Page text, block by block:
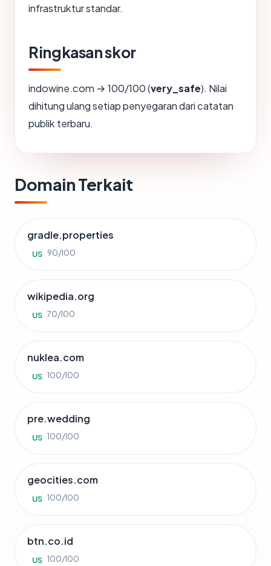
infrastruktur standar.
Ringkasan skor
indowine.com → 100/100 (very_safe). Nilai
dihitung ulang setiap penyegaran dari catatan
publik terbaru.
Domain Terkait
gradle.properties
US 90/100
wikipedia.org
US 70/100
nuklea.com
US 100/100
pre.wedding
US 100/100
geocities.com
US 100/100
btn.co.id
US 100/100